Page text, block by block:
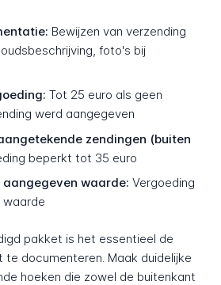
Bewijzen van verzending
foto's bij
Tot 25 euro als geen
werd aangegeven
zendingen (buiten
beperkt tot 35 euro
waarde: Vergoeding
pakket is het essentieel de
documenteren. Maak duidelijke
hoeken die zowel de buitenkant